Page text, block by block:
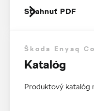
Stiahnuť PDF
Škoda Enyaq
Katalóg
Produktový katalóg